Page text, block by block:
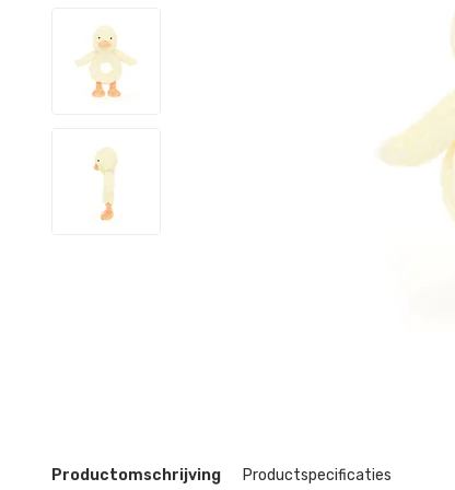
Productomschrijving Productspecificaties